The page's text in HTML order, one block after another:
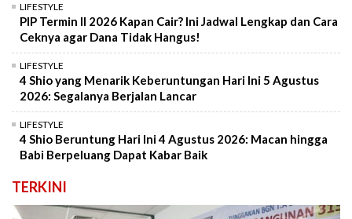
LIFESTYLE
PIP Termin II 2026 Kapan Cair? Ini Jadwal Lengkap dan Cara
Ceknya agar Dana Tidak Hangus!
LIFESTYLE
4 Shio yang Menarik Keberuntungan Hari Ini 5 Agustus
2026: Segalanya Berjalan Lancar
LIFESTYLE
4 Shio Beruntung Hari Ini 4 Agustus 2026: Macan hingga
Babi Berpeluang Dapat Kabar Baik
TERKINI